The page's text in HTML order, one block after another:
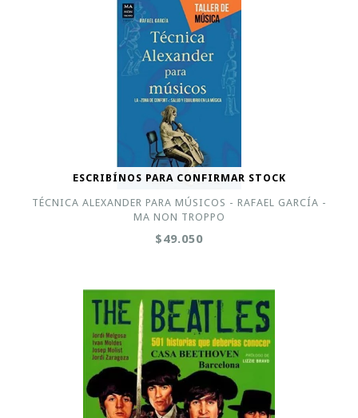
ESCRIBÍNOS PARA CONFIRMAR STOCK
TÉCNICA ALEXANDER PARA MÚSICOS - RAFAEL GARCÍA -
MA NON TROPPO
$49.050